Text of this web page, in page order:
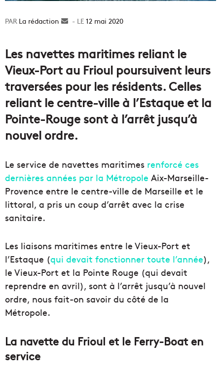
La rédaction
Envoyer12 mai 2020
Les navettes maritimes reliant le
Vieux-Port au Frioul poursuivent leurs
traversées pour les résidents. Celles
reliant le centre-ville à l’Estaque et la
Pointe-Rouge sont à l’arrêt jusqu’à
nouvel ordre.
Le service de navettes maritimes renforcé ces
dernières années par la Métropole Aix-Marseille-
Provence entre le centre-ville de Marseille et le
littoral, a pris un coup d’arrêt avec la crise
sanitaire.
Les liaisons maritimes entre le Vieux-Port et
l’Estaque (qui devait fonctionner toute l’année),
le Vieux-Port et la Pointe Rouge (qui devait
reprendre en avril), sont à l’arrêt jusqu’à nouvel
ordre, nous fait-on savoir du côté de la
Métropole.
La navette du Frioul et le Ferry-Boat en
service